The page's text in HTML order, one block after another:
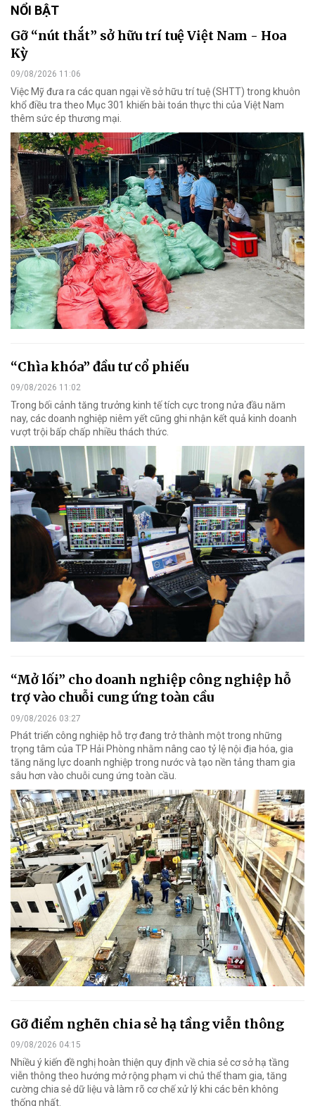
NỔI BẬT
Gỡ “nút thắt” sở hữu trí tuệ Việt Nam - Hoa
Kỳ
09/08/2026 11:06
Việc Mỹ đưa ra các quan ngại về sở hữu trí tuệ (SHTT) trong khuôn
khổ điều tra theo Mục 301 khiến bài toán thực thi của Việt Nam
thêm sức ép thương mại.
“Chìa khóa” đầu tư cổ phiếu
09/08/2026 11:02
Trong bối cảnh tăng trưởng kinh tế tích cực trong nửa đầu năm
nay, các doanh nghiệp niêm yết cũng ghi nhận kết quả kinh doanh
vượt trội bấp chấp nhiều thách thức.
“Mở lối” cho doanh nghiệp công nghiệp hỗ
trợ vào chuỗi cung ứng toàn cầu
09/08/2026 03:27
Phát triển công nghiệp hỗ trợ đang trở thành một trong những
trọng tâm của TP Hải Phòng nhằm nâng cao tỷ lệ nội địa hóa, gia
tăng năng lực doanh nghiệp trong nước và tạo nền tảng tham gia
sâu hơn vào chuỗi cung ứng toàn cầu.
Gỡ điểm nghẽn chia sẻ hạ tầng viễn thông
09/08/2026 04:15
Nhiều ý kiến đề nghị hoàn thiện quy định về chia sẻ cơ sở hạ tầng
viễn thông theo hướng mở rộng phạm vi chủ thể tham gia, tăng
cường chia sẻ dữ liệu và làm rõ cơ chế xử lý khi các bên không
thống nhất.